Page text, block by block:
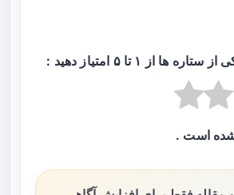
از ۱ تا ۵ امتیاز دهید :
است .